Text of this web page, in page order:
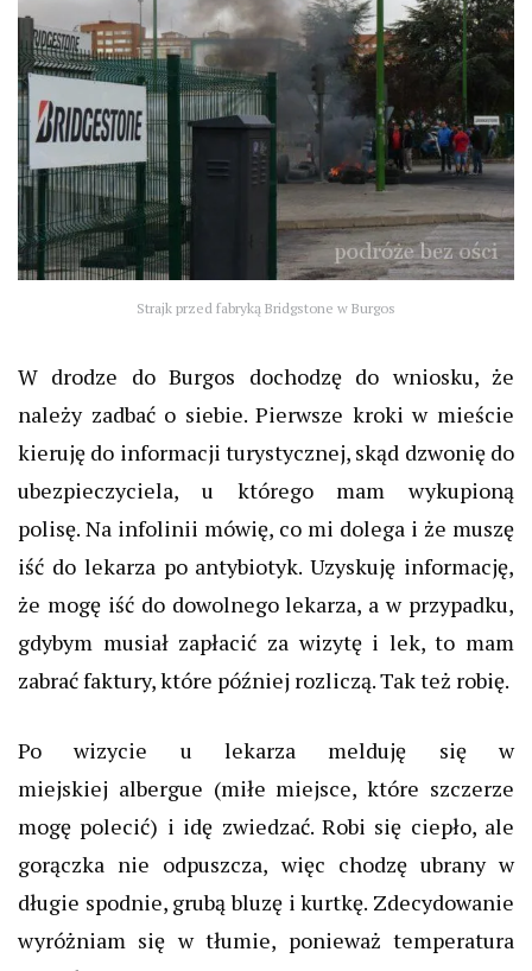
Strajk przed fabryką Bridgstone w Burgos
W drodze doBurgos dochodzę do wniosku, że
należy zadbać o siebie. Pierwsze kroki w mieście
kieruję do informacji turystycznej, skąd dzwonię do
ubezpieczyciela, u którego mam wykupioną
polisę. Na infolinii mówię, co mi dolega i że muszę
iść do lekarza po antybiotyk.Uzyskuję informację,
że mogę iść do dowolnego lekarza, a w przypadku,
gdybym musiał zapłacić za wizytę i lek, to mam
zabrać faktury, które później rozliczą.Tak też robię.
Po wizycie u lekarza melduję się w
miejskiej albergue (miłe miejsce, które szczerze
mogę polecić) i idę zwiedzać. Robi się ciepło, ale
gorączka nie odpuszcza, więc chodzę ubrany w
długie spodnie, grubą bluzę i kurtkę. Zdecydowanie
wyróżniam się w tłumie, ponieważ temperatura